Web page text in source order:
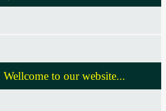
Wellcome to our website...